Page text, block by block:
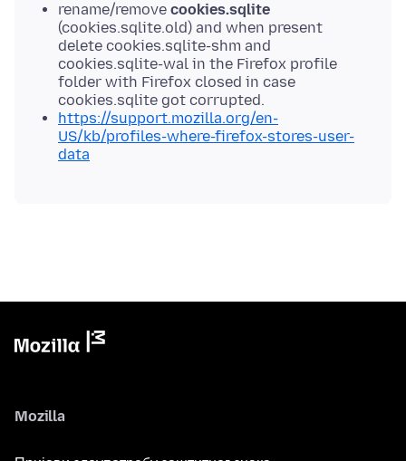
rename/remove cookies.sqlite
(cookies.sqlite.old) and when present
delete cookies.sqlite-shm and
cookies.sqlite-wal in the Firefox profile
folder with Firefox closed in case
cookies.sqlite got corrupted.
https://support.mozilla.org/en-
US/kb/profiles-where-firefox-stores-user-
data
Mozilla